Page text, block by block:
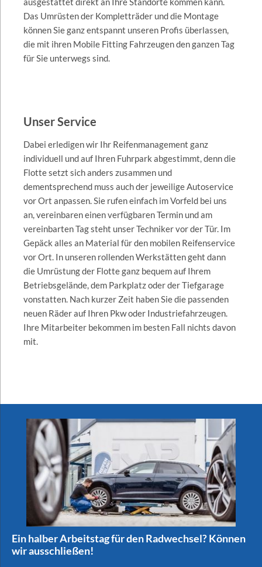
Das Umrüsten der Kompletträder und die Montage
können Sie ganz entspannt unseren Profis überlassen,
die mit ihren Mobile Fitting Fahrzeugen den ganzen Tag
für Sie unterwegs sind.
Unser Service
Dabei erledigen wir Ihr Reifenmanagement ganz
individuell und auf Ihren Fuhrpark abgestimmt, denn die
Flotte setzt sich anders zusammen und
dementsprechend muss auch der jeweilige Autoservice
vor Ort anpassen. Sie rufen einfach im Vorfeld bei uns
an, vereinbaren einen verfügbaren Termin und am
vereinbarten Tag steht unser Techniker vor der Tür. Im
Gepäck alles an Material für den mobilen Reifenservice
vor Ort. In unseren rollenden Werkstätten geht dann
die Umrüstung der Flotte ganz bequem auf Ihrem
Betriebsgelände, dem Parkplatz oder der Tiefgarage
vonstatten. Nach kurzer Zeit haben Sie die passenden
neuen Räder auf Ihren Pkw oder Industriefahrzeugen.
Ihre Mitarbeiter bekommen im besten Fall nichts davon
mit.
Ein halber Arbeitstag für den Radwechsel? Können
wir ausschließen!